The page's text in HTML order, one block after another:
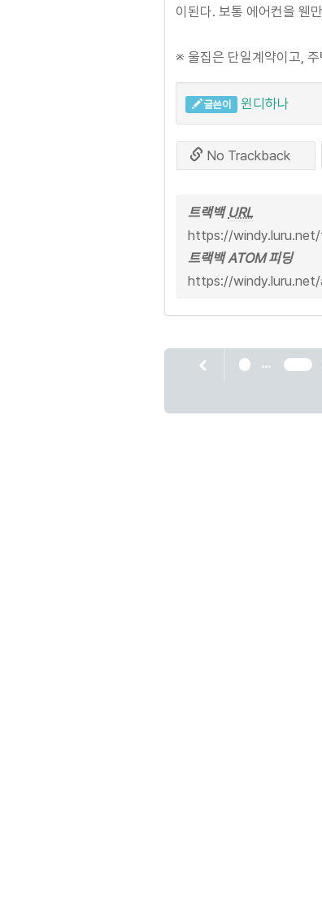
이된다. 보통 에어컨을 웬
※ 울집은 단일계약이고,
글쓴이 윈디하나
No Trackback
트랙백 URL
https://
트랙백 ATOM 피딩
https://
...